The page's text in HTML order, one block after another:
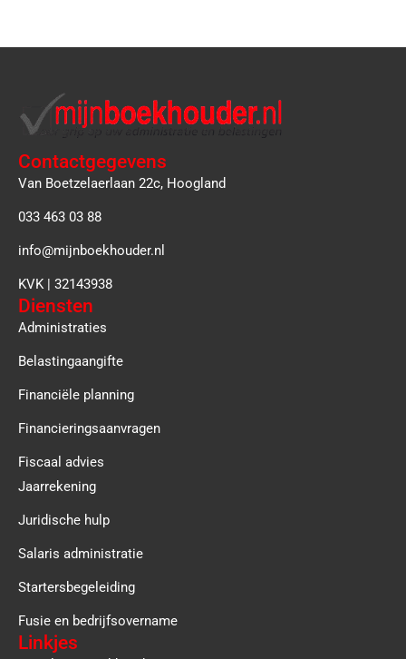
Contactgegevens
Van Boetzelaerlaan 22c, Hoogland
033 463 03 88
info@mijnboekhouder.nl
KVK | 32143938
Diensten
Administraties
Belastingaangifte
Financiële planning
Financieringsaanvragen
Fiscaal advies
Jaarrekening
Juridische hulp
Salaris administratie
Startersbegeleiding
Fusie en bedrijfsovername
Linkjes